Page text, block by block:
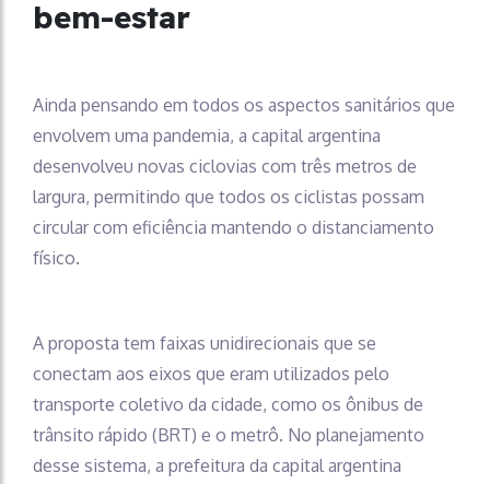
bem-estar
Ainda pensando em todos os aspectos sanitários que
envolvem uma pandemia, a capital argentina
desenvolveu novas ciclovias com três metros de
largura, permitindo que todos os ciclistas possam
circular com eficiência mantendo o distanciamento
físico.
A proposta tem faixas unidirecionais que se
conectam aos eixos que eram utilizados pelo
transporte coletivo da cidade, como os ônibus de
trânsito rápido (BRT) e o metrô. No planejamento
desse sistema, a prefeitura da capital argentina